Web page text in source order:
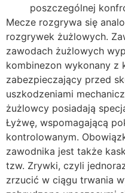
poszczególnej
Mecze rozgrywa się
rozgrywek żużlowych.
zawodach żużlowych
kombinezon wykonany z
zabezpieczający przed
uszkodzeniami
żużlowcy posiadają
Łyżwę, wspomagającą
kontrolowanym.
zawodnika jest także
tzw. Zrywki, czyli
zrzucić w ciągu trwania